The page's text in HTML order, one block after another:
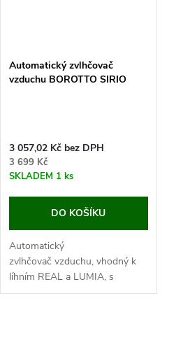
Automatický zvlhčovač
vzduchu BOROTTO SIRIO
3 057,02 Kč bez DPH
3 699 Kč
SKLADEM 1 ks
DO KOŠÍKU
Automatický
zvlhčovač vzduchu, vhodný k
líhním REAL a LUMIA, s
digitální regulací vlhkosti od 40